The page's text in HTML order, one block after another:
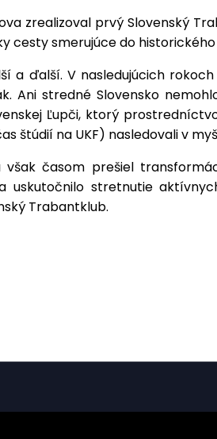
zrealizoval prvý Slovenský
cesty smerujúce do
a ďalší. V nasledujúcich
Ani stredné Slovensko
Ľupči, ktorý
štúdií na UKF) nasledovali v
časom prešiel
uskutočnilo stretnutie
Trabantklub.